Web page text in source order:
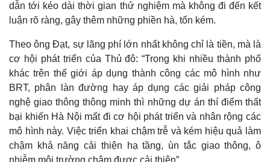
Pháp luật
Vụ án
Tin nóng
Tư vấn luật
Quân sự - Quốc phòng
Vũ khí
Việt Nam
Phân tích
dẫn tới kéo dài thời gian thử nghiệm mà không đi đến kết
luận rõ ràng, gây thêm những phiền hà, tốn kém.
Theo ông Đạt, sự lãng phí lớn nhất không chỉ là tiền, mà là
cơ hội phát triển của Thủ đô: “Trong khi nhiều thành phố
khác trên thế giới áp dụng thành công các mô hình như
BRT, phân làn đường hay áp dụng các giải pháp công
nghệ giao thông thông minh thì những dự án thí điểm thất
bại khiến Hà Nội mất đi cơ hội phát triển và nhân rộng các
mô hình này. Việc triển khai chậm trễ và kém hiệu quả làm
chậm khả năng cải thiện hạ tầng, ùn tắc giao thông, ô